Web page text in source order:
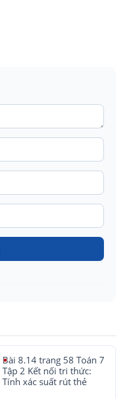
Bài 8.14 trang 58 Toán 7
Tập 2 Kết nối tri thức:
Tính xác suất rút thẻ